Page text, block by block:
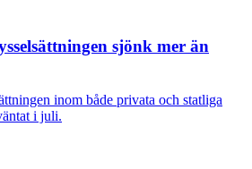
sjönk mer än
inom både privata och statliga
i juli.